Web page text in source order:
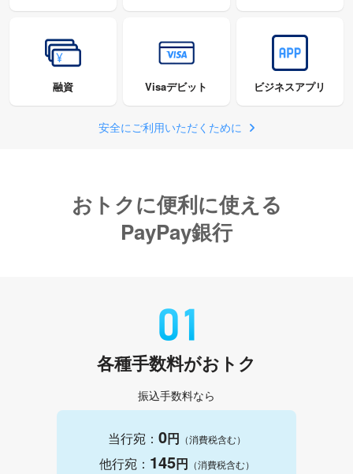
融資 Visaデビット ビジネスアプリ
安全にご利用いただくために
おトクに便利に使える
PayPay銀行
各種手数料がおトク
振込手数料なら
当行宛： 0円 （消費税含む）
他行宛： 145円 （消費税含む）